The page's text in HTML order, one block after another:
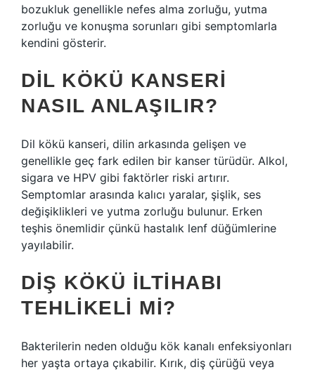
bozukluk genellikle nefes alma zorluğu, yutma
zorluğu ve konuşma sorunları gibi semptomlarla
kendini gösterir.
DIL KÖKÜ KANSERI
NASIL ANLAŞILIR?
Dil kökü kanseri, dilin arkasında gelişen ve
genellikle geç fark edilen bir kanser türüdür. Alkol,
sigara ve HPV gibi faktörler riski artırır.
Semptomlar arasında kalıcı yaralar, şişlik, ses
değişiklikleri ve yutma zorluğu bulunur. Erken
teşhis önemlidir çünkü hastalık lenf düğümlerine
yayılabilir.
DIŞ KÖKÜ ILTIHABI
TEHLIKELI MI?
Bakterilerin neden olduğu kök kanalı enfeksiyonları
her yaşta ortaya çıkabilir. Kırık, diş çürüğü veya